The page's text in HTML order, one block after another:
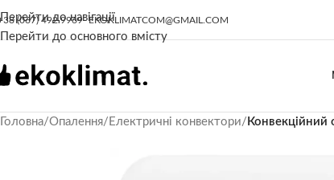
Перейти до навігації
Перейти до основного вмісту
(067) 492 9969 EKOKLIMATCOM@GMAIL.COM
Головна/Опалення/ Електричні конвектори/ Конвекційний